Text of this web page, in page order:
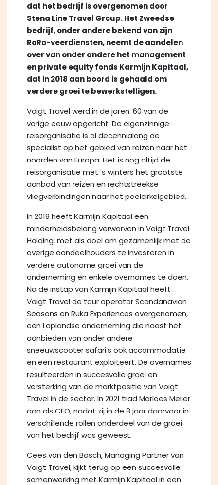
dat het bedrijf is overgenomen door
Stena Line Travel Group. Het Zweedse
bedrijf, onder andere bekend van zijn
RoRo-veerdiensten, neemt de aandelen
over van onder andere het management
en private equity fonds Karmijn Kapitaal,
dat in 2018 aan boord is gehaald om
verdere groei te bewerkstelligen.
Voigt Travel werd in de jaren ’60 van de
vorige eeuw opgericht. De eigenzinnige
reisorganisatie is al decennialang de
specialist op het gebied van reizen naar het
noorden van Europa. Het is nog altijd de
reisorganisatie met 's winters het grootste
aanbod van reizen en rechtstreekse
vliegverbindingen naar het poolcirkelgebied.
In 2018 heeft Karmijn Kapitaal een
minderheidsbelang verworven in Voigt Travel
Holding, met als doel om gezamenlijk met de
overige aandeelhouders te investeren in
verdere autonome groei van de
onderneming en enkele overnames te doen.
Na de instap van Karmijn Kapitaal heeft
Voigt Travel de tour operator Scandanavian
Seasons en Ruka Experiences overgenomen,
een Laplandse onderneming die naast het
aanbieden van onder andere
sneeuwscooter safari’s ook accommodatie
en een restaurant exploiteert. De overnames
resulteerden in succesvolle groei en
versterking van de marktpositie van Voigt
Travel in de sector. In 2021 trad Marloes Meijer
aan als CEO, nadat zij in de 8 jaar daarvoor in
verschillende rollen onderdeel van de groei
van het bedrijf was geweest.
Cees van den Bosch, Managing Partner van
Voigt Travel, kijkt terug op een succesvolle
samenwerking met Karmijn Kapitaal in een